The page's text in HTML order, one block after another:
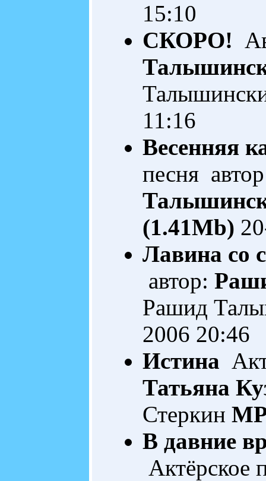
15:10
СКОРО!
11:16
Весенняя
песня
(1.41Mb)
Лавина со
автор:
Рашид
2006 20:46
Истина
Татьяна
Стеркин
В давние
Актёрское